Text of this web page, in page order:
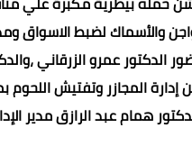
والأسماك لضبط الاسواق
الدكتور عمرو الزرقاني
المجازر وتفتيش اللحوم
همام عبد الرازق مدير